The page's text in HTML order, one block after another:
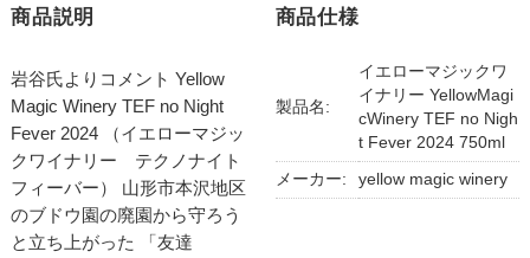
商品説明
岩谷氏よりコメント Yellow
Magic Winery TEF no Night
Fever 2024 （イエローマジッ
クワイナリー テクノナイト
フィーバー） 山形市本沢地区
のブドウ園の廃園から守ろう
と立ち上がった 「友達
商品仕様
製品名:
イエローマジックワ
イナリー YellowMagi
cWinery TEF no Nigh
t Fever 2024 750ml
メーカー: yellow magic winery